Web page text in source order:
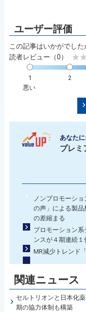
この記事はいかがでした
読者レビュー（0）
1 2
悪い
あなたに
プレミ
ノンプロモーシ
の声」による製
の差縮まる
プロモーション
ンスが４期連続
MR減少トレンド
関連ニュース
セルトリオンと日本化
期の協力体制も構築